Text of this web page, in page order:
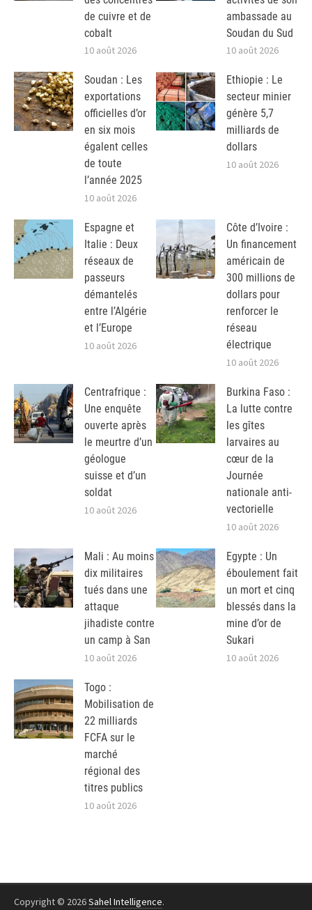
de cuivre et de
cobalt
10 août 2026
ambassade au
Soudan du Sud
10 août 2026
Soudan : Les
exportations
officielles d’or
en six mois
égalent celles
de toute
l’année 2025
10 août 2026
Ethiopie : Le
secteur minier
génère 5,7
milliards de
dollars
10 août 2026
Espagne et
Italie : Deux
réseaux de
passeurs
démantelés
entre l’Algérie
et l’Europe
10 août 2026
Côte d’Ivoire :
Un financement
américain de
300 millions de
dollars pour
renforcer le
réseau
électrique
10 août 2026
Centrafrique :
Une enquête
ouverte après
le meurtre d’un
géologue
suisse et d’un
soldat
10 août 2026
Burkina Faso :
La lutte contre
les gîtes
larvaires au
cœur de la
Journée
nationale anti-
vectorielle
10 août 2026
Mali : Au moins
dix militaires
tués dans une
attaque
jihadiste contre
un camp à San
10 août 2026
Egypte : Un
éboulement fait
un mort et cinq
blessés dans la
mine d’or de
Sukari
10 août 2026
Togo :
Mobilisation de
22 milliards
FCFA sur le
marché
régional des
titres publics
10 août 2026
Copyright © 2026Sahel Intelligence.